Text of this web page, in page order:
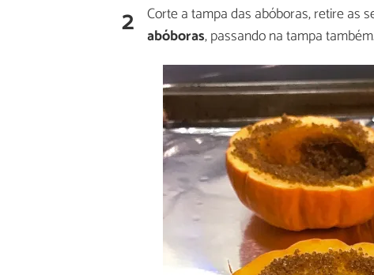
2 Corte a tampa das abóboras, retire as
abóboras, passando na tampa também.